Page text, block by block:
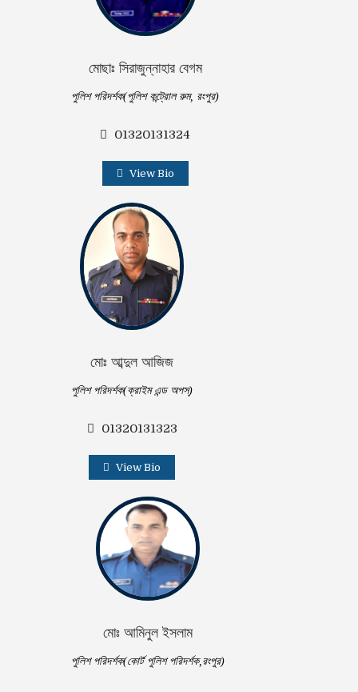
মোছাঃ সিরাজুন্নাহার বেগম
পুলিশ পরিদর্শক(পুলিশ কন্ট্রোল রুম, রংপুর)
01320131324
View Bio
মোঃ আব্দুল আজিজ
পুলিশ পরিদর্শক(ক্রাইম এন্ড অপস্)
01320131323
View Bio
মোঃ আমিনুল ইসলাম
পুলিশ পরিদর্শক(কোর্ট পুলিশ পরিদর্শক,রংপুর)